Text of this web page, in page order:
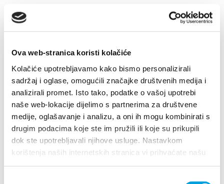
Ova web-stranica koristi kolačiće
Kolačiće upotrebljavamo kako bismo personalizirali
sadržaj i oglase, omogućili značajke društvenih medija i
analizirali promet. Isto tako, podatke o vašoj upotrebi
naše web-lokacije dijelimo s partnerima za društvene
medije, oglašavanje i analizu, a oni ih mogu kombinirati s
drugim podacima koje ste im pružili ili koje su prikupili
dok ste upotrebljavali njihove usluge. Nastavkom
korištenja naših internetskih stranica vi prihvaćate našu
What to do
Multimedia
Tourist office
Safe in Dalmatia
en
Villa Nika, Kamberovo šetalište 30
21216 Kaštel Stari, Hrvatska
Directions
+385 21 227 933